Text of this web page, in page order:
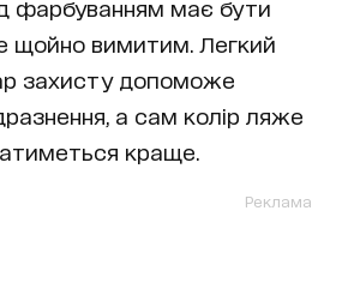
фарбуванням має бути
щойно вимитим. Легкий
захисту допоможе
а сам колір ляже
краще.
Реклама